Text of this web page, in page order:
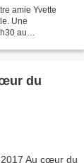
amie Yvette
Une
au
du